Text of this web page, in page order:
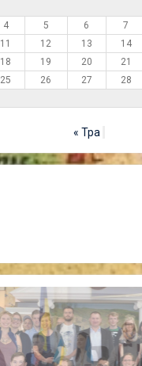
4 5 6 7
11 12 13 14
18 19 20 21
25 26 27 28
« Тра